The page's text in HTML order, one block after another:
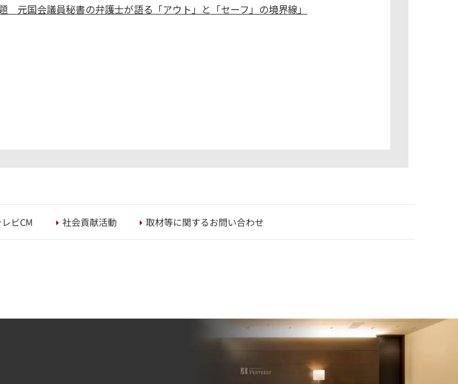
元国会議員秘書の弁護士が語る「アウト」と「セーフ」の境界線」
ビCM 社会貢献活動 取材等に関するお問い合わせ